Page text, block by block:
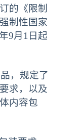
的《限制
制性国家
9月1日起
，规定了
求，以及
内容包